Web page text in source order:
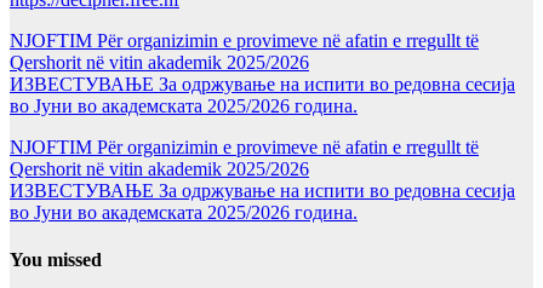
NJOFTIM Për organizimin e provimeve në afatin e rregullt të
Qershorit në vitin akademik 2025/2026
ИЗВЕСТУВАЊЕ За одржување на испити во редовна сесија
во Јуни во академската 2025/2026 година.
NJOFTIM Për organizimin e provimeve në afatin e rregullt të
Qershorit në vitin akademik 2025/2026
ИЗВЕСТУВАЊЕ За одржување на испити во редовна сесија
во Јуни во академската 2025/2026 година.
You missed